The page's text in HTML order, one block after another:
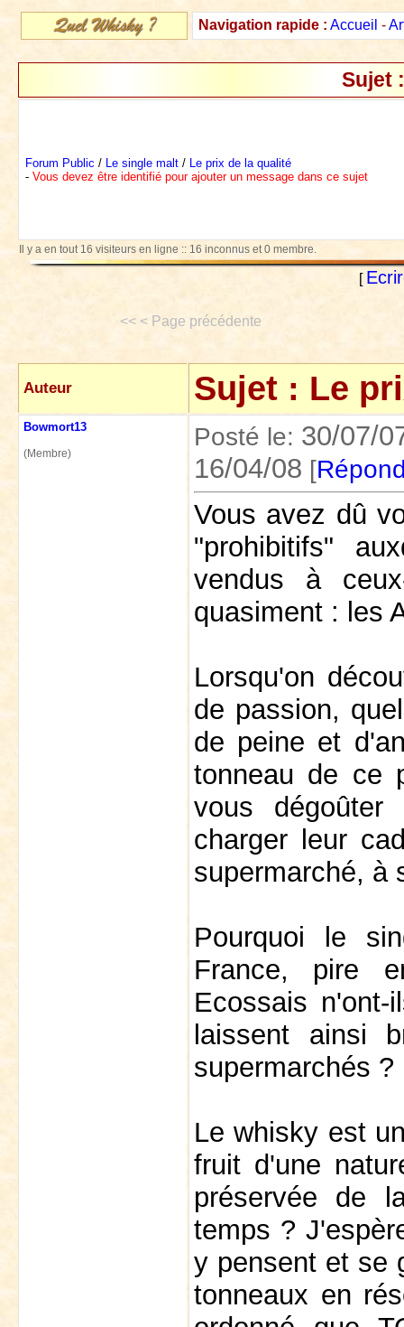
Navigation rapide : Accueil -
Sujet
Forum Public / Le single malt / Le prix de la qualité
- Vous devez être identifié pour ajouter un message dans ce sujet
Il y a en tout 16 visiteurs en ligne :: 16 inconnus et 0 membre.
[
<< < Page précédente
Auteur Sujet : Le
Bowmort13
(Membre)
Posté le: 30/07/
16/04/08 [
Vous avez dû
"prohibitifs"
vendus à
quasiment : les
Lorsqu'on
de passion,
de peine et
tonneau de ce
vous
charger leur
supermarché, à
Pourquoi le
France, pire
Ecossais
laissent ainsi
supermarchés ?
Le whisky est
fruit d'une
préservée de
temps ?
y pensent et se
tonneaux en